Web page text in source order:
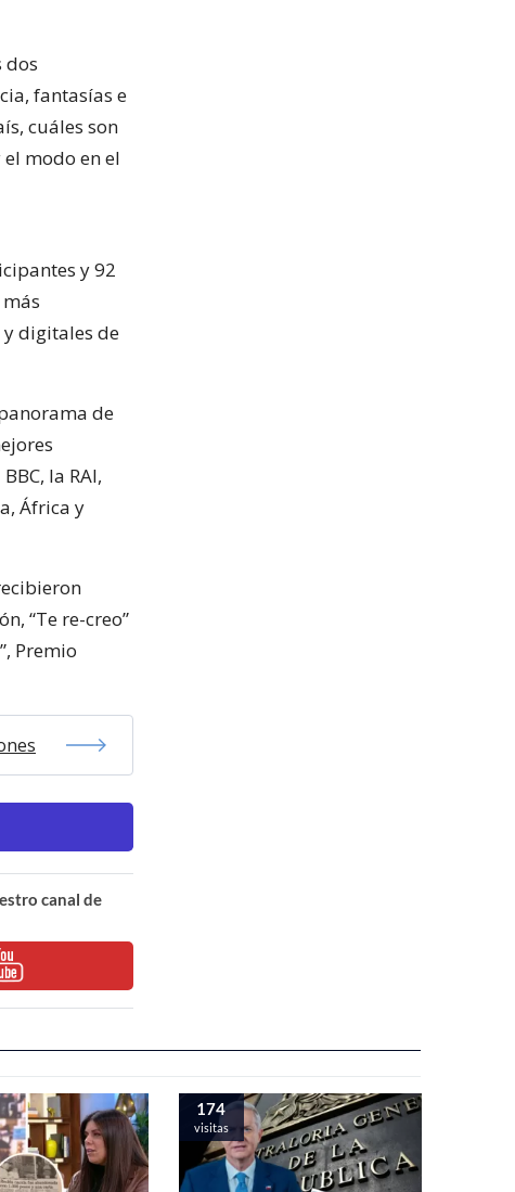
dos
fantasías e
cuáles son
modo en el
y 92
digitales de
de
la RAI,
África y
“Te re-creo”
Premio
canal de
174
visitas